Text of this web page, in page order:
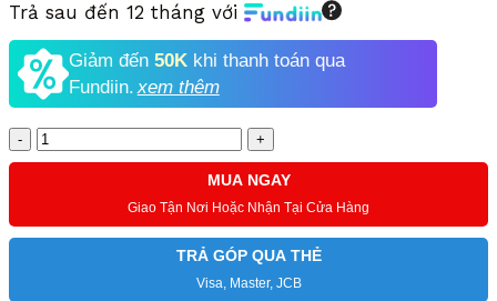
Trả sau đến 12 tháng với
Giảm đến 50K khi thanh toán qua
Fundiin.xem thêm
Số
lượng
MUA NGAY
Giao Tận Nơi Hoặc Nhận Tại Cửa Hàng
TRẢ GÓP QUA THẺ
Visa, Master, JCB